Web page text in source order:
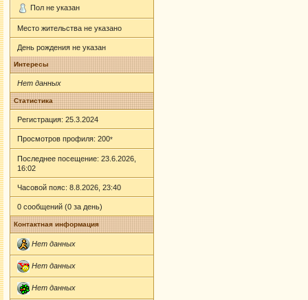
Пол не указан
Место жительства не указано
День рождения не указан
Интересы
Нет данных
Статистика
Регистрация: 25.3.2024
Просмотров профиля: 200*
Последнее посещение: 23.6.2026,
16:02
Часовой пояс: 8.8.2026, 23:40
0 сообщений (0 за день)
Контактная информация
Нет данных
Нет данных
Нет данных